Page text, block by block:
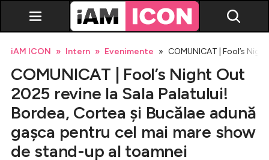
Vedete
Breaking news
iAM ICON Intern Evenimente COMUNICAT | Fool’s
COMUNICAT | Fool’s Night Out
2025 revine la Sala Palatului!
Bordea, Cortea și Bucălae adună
gașca pentru cel mai mare show
de stand-up al toamnei